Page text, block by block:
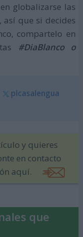
globalizarse las
así que si decides
compartelo en
#DiaBlanco o
plcasalengua
y quieres
en contacto
aquí.
que